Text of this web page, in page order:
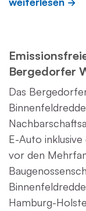
Bergedorfer
Das
E-Auto
vor den
Hamburg-